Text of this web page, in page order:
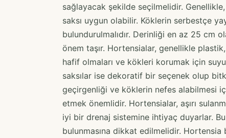
sağlayacak şekilde seçilmelidir.
saksı uygun olabilir. Köklerin serbestçe
bulundurulmalıdır. Derinliği en az 25 cm
önem taşır. Hortensialar, genellikle
hafif olmaları ve kökleri korumak için
saksılar ise dekoratif bir seçenek olup
geçirgenliği ve köklerin nefes alabilmesi
etmek önemlidir. Hortensialar, aşırı
iyi bir drenaj sistemine ihtiyaç duyarlar.
bulunmasına dikkat edilmelidir. Hortensia